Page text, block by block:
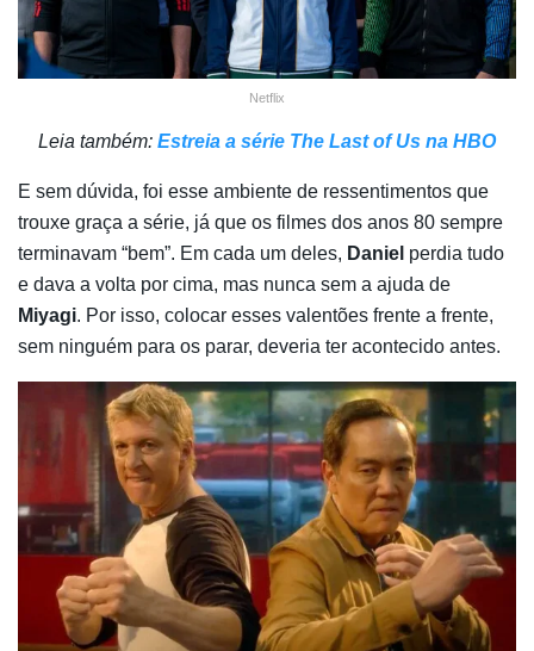
Netflix
Leia também: Estreia a série The Last of Us na HBO
E sem dúvida, foi esse ambiente de ressentimentos que
trouxe graça a série, já que os filmes dos anos 80 sempre
terminavam “bem”. Em cada um deles, Daniel perdia tudo
e dava a volta por cima, mas nunca sem a ajuda de
Miyagi. Por isso, colocar esses valentões frente a frente,
sem ninguém para os parar, deveria ter acontecido antes.